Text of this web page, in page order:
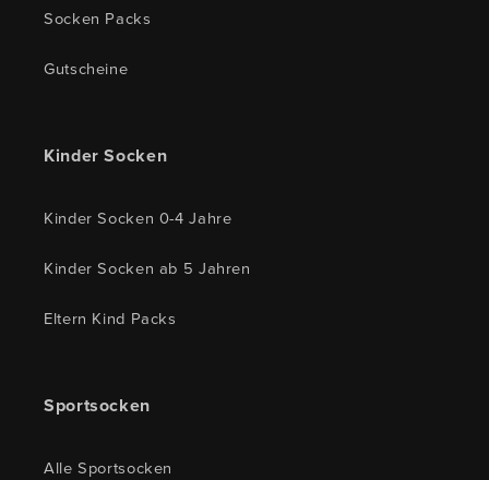
Socken Packs
Gutscheine
Kinder Socken
Kinder Socken 0-4 Jahre
Kinder Socken ab 5 Jahren
Eltern Kind Packs
Sportsocken
Alle Sportsocken